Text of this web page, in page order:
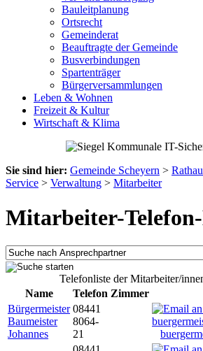
Bauleitplanung
Ortsrecht
Gemeinderat
Beauftragte der Gemeinde
Busverbindungen
Spartenträger
Bürgerversammlungen
Leben & Wohnen
Freizeit & Kultur
Wirtschaft & Klima
Sie sind hier: Gemeinde Scheyern >
Service > Verwaltung > Mitarbeiter
Mitarbeiter-
Telefonliste der Mitarbeiter/
Name
Telefon Zimmer
Bürgermeister
Baumeister
Johannes
08441
8064-
21